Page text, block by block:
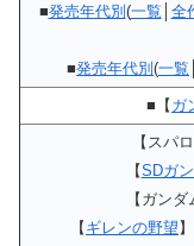
■発売年代別 (一覧 全
■発売年代別 (一覧
■【 ガ
【スパ
【SDガ
【ガン
【 ギレンの野望 】